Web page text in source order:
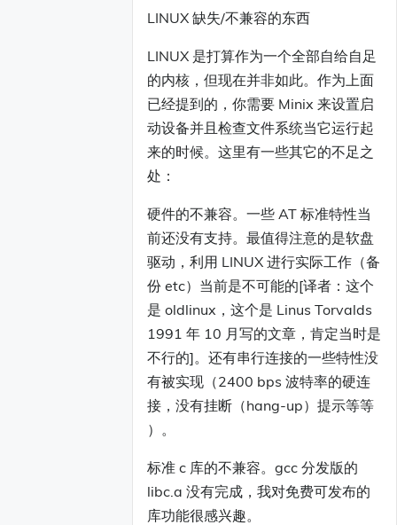
LINUX 缺失/不兼容的东西
LINUX 是打算作为一个全部自给自足
的内核，但现在并非如此。作为上面
已经提到的，你需要 Minix 来设置启
动设备并且检查文件系统当它运行起
来的时候。这里有一些其它的不足之
处：
硬件的不兼容。一些 AT 标准特性当
前还没有支持。最值得注意的是软盘
驱动，利用 LINUX 进行实际工作（备
份 etc）当前是不可能的[译者：这个
是 oldlinux，这个是 Linus Torvalds
1991 年 10 月写的文章，肯定当时是
不行的]。还有串行连接的一些特性没
有被实现（2400 bps 波特率的硬连
接，没有挂断（hang-up）提示等等
）。
标准 c 库的不兼容。gcc 分发版的
libc.a 没有完成，我对免费可发布的
库功能很感兴趣。